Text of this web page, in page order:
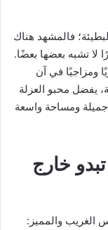
فالمشهد هناك
لا تشبه بعضها بعضًا.
ومزاجيًا في آن
يفضل محبو العزلة
جميلة ومساحة واسعة
خارج
الغريب والمميز: